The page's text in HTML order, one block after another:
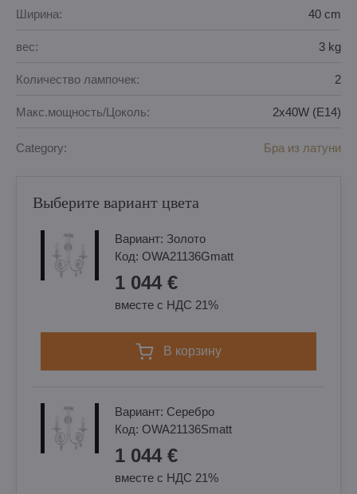
Ширина: 40 cm
вес: 3 kg
Количество лампочек: 2
Макс.мощность/Цоколь: 2x40W (E14)
Category: Бра из латуни
Выберите вариант цвета
Вариант: Золотo
Код: OWA21136Gmatt
1 044 €
вместе с НДС 21%
в корзину
Вариант: Cеребро
Код: OWA21136Smatt
1 044 €
вместе с НДС 21%